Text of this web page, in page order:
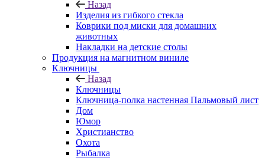
Назад
Изделия из гибкого стекла
Коврики под миски для домашних
животных
Накладки на детские столы
Продукция на магнитном виниле
Ключницы
Назад
Ключницы
Ключница-полка настенная Пальмовый лист
Дом
Юмор
Христианство
Охота
Рыбалка